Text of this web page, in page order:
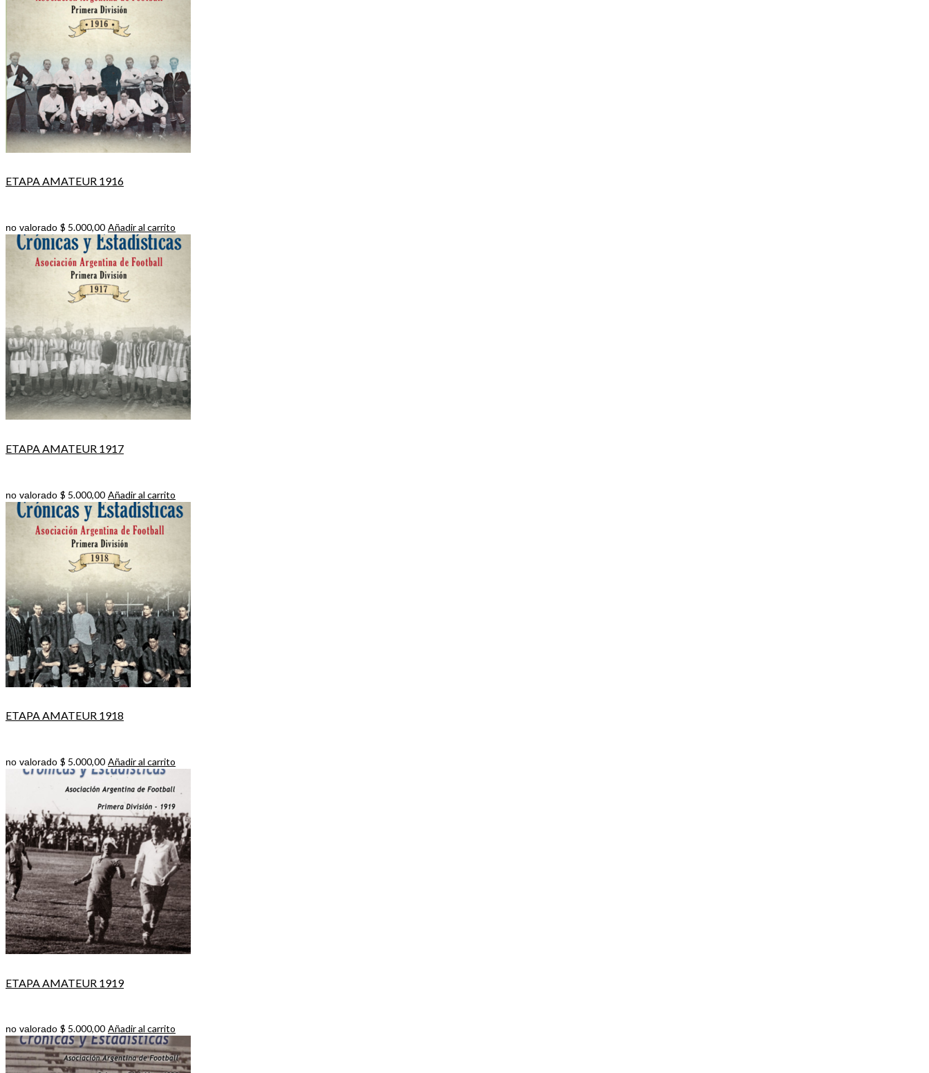
ETAPA AMATEUR 1916
no valorado $ 5.000,00 Añadir al carrito
ETAPA AMATEUR 1917
no valorado $ 5.000,00 Añadir al carrito
ETAPA AMATEUR 1918
no valorado $ 5.000,00 Añadir al carrito
ETAPA AMATEUR 1919
no valorado $ 5.000,00 Añadir al carrito